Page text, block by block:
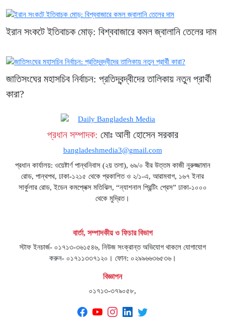
ইরান সংকটে ইতিবাচক মোড়: বিশ্ববাজারে কমল জ্বালানি তেলের দাম
জাতিসংঘের মহাসচিব নির্বাচন: প্রতিদ্বন্দ্বীদের তালিকায় নতুন প্রার্থী
কারা?
প্রধান সম্পাদক: মোঃ আলী হোসেন সরকার
bangladeshmedia3@gmail.com
প্রধান কার্যালয়: ওয়েষ্টার্ণ পান্থনিবাস (২য় তলা), ৬৯/০ বীর উত্তম কাজী নুরুজ্জামান
রোড, পান্থপথ, ঢাকা-১২১৫ থেকে প্রকাশিত ও ২/১-এ, আরামবাগ, ১৬৭ ইনার
সার্কুলার রোড, ইডেন কমপ্লেক্স মতিঝিল, “ন্যাশনাল প্রিন্টিং প্রেস” ঢাকা-১০০০
থেকে মুদ্রিত।
বার্তা, সম্পাদকীয় ও ফিচার বিভাগ
স্টাফ ইনচার্জ- ০১৭১৩-৩৬১৫৪৬, নিউজ সংক্রান্ত অভিযোগ থাকলে যোগাযোগ
করুন- ০১৭১১৩৩৭১২০। ফোন: ০২৯৯৬৬৩৬৫৩৬।
বিজ্ঞাপন
০১৭১৩-৩৭৯০৫৮,